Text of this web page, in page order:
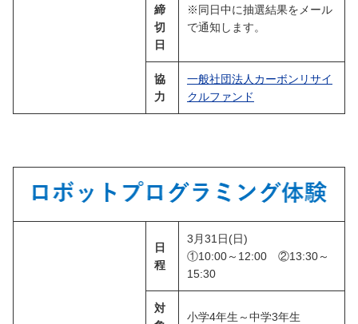
締
切
日
※同日中に抽選結果をメール
で通知します。
協
力
一般社団法人カーボンリサイ
クルファンド
日
程
3月31日(日)
①10:00～12:00 ②13:30～
15:30
対
小学4年生～中学3年生